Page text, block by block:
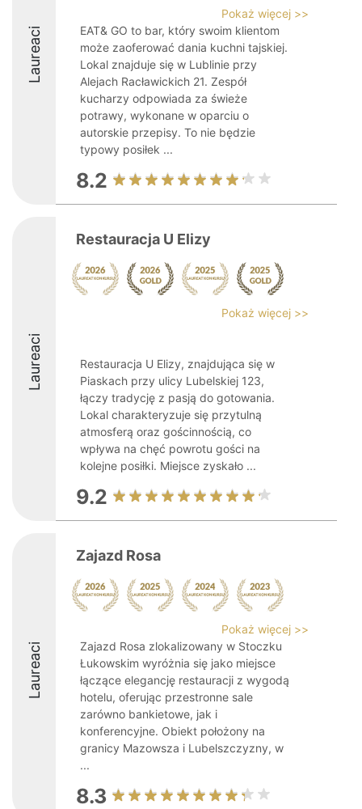
Laureaci
Pokaż więcej >>
EAT& GO to bar, który swoim klientom
może zaoferować dania kuchni tajskiej.
Lokal znajduje się w Lublinie przy
Alejach Racławickich 21. Zespół
kucharzy odpowiada za świeże
potrawy, wykonane w oparciu o
autorskie przepisy. To nie będzie
typowy posiłek ...
8.2
Laureaci
Restauracja U Elizy
Pokaż więcej >>
Restauracja U Elizy, znajdująca się w
Piaskach przy ulicy Lubelskiej 123,
łączy tradycję z pasją do gotowania.
Lokal charakteryzuje się przytulną
atmosferą oraz gościnnością, co
wpływa na chęć powrotu gości na
kolejne posiłki. Miejsce zyskało ...
9.2
Laureaci
Zajazd Rosa
Pokaż więcej >>
Zajazd Rosa zlokalizowany w Stoczku
Łukowskim wyróżnia się jako miejsce
łączące elegancję restauracji z wygodą
hotelu, oferując przestronne sale
zarówno bankietowe, jak i
konferencyjne. Obiekt położony na
granicy Mazowsza i Lubelszczyzny, w
...
8.3